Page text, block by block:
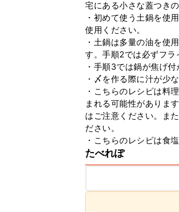
宅にある小さな蓋つき
・初めて使う土鍋を使
使用ください。
・土鍋は多量の油を使
す。手順2では必ずフラ
・手順3では鍋が焦げ
・〆を作る際に汁が少
・こちらのレシピは料
まれる可能性がありま
はご注意ください。ま
ださい。
・こちらのレシピは食
たべれぽ